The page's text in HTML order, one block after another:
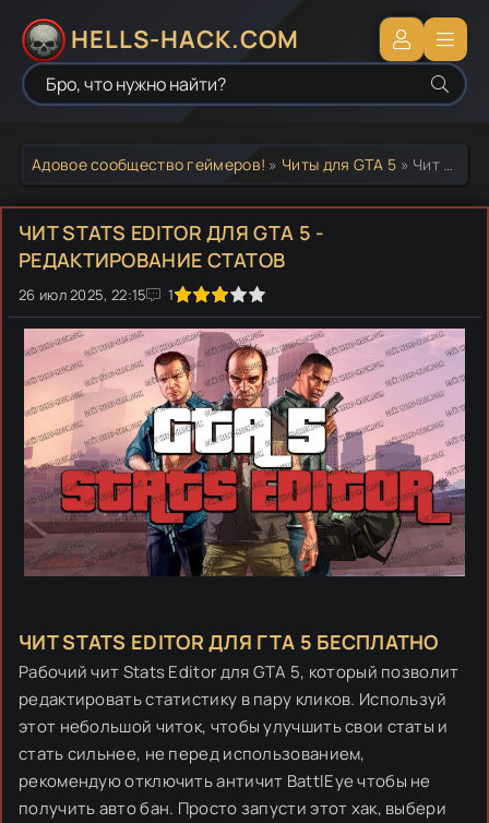
HELLS-HACK.COM
Адовое сообщество геймеров! » Читы для GTA 5 » Чит Stats Editor для GTA 5 - Редактирование статов
ЧИТ STATS EDITOR ДЛЯ GTA 5 -
РЕДАКТИРОВАНИЕ СТАТОВ
26 июл 2025, 22:15 1
1 2 3 4 5
ЧИТ STATS EDITOR ДЛЯ ГТА 5 БЕСПЛАТНО
Рабочий чит Stats Editor для GTA 5, который позволит
редактировать статистику в пару кликов. Используй
этот небольшой читок, чтобы улучшить свои статы и
стать сильнее, не перед использованием,
рекомендую отключить античит BattlEye чтобы не
получить авто бан. Просто запусти этот хак, выбери